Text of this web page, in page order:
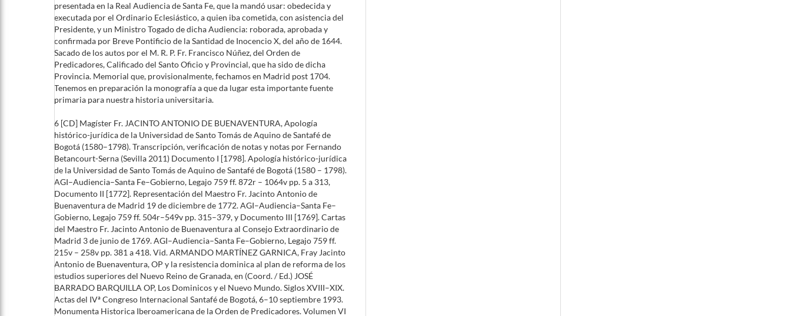
presentada en la Real Audiencia de Santa Fe, que la mandó usar: obedecida y
executada por el Ordinario Eclesiástico, a quien iba cometida, con asistencia del
Presidente, y un Ministro Togado de dicha Audiencia: roborada, aprobada y
confirmada por Breve Pontificio de la Santidad de Inocencio X, del año de 1644.
Sacado de los autos por el M. R. P. Fr. Francisco Núñez, del Orden de
Predicadores, Calificado del Santo Oficio y Provincial, que ha sido de dicha
Provincia. Memorial que, provisionalmente, fechamos en Madrid post 1704.
Tenemos en preparación la monografía a que da lugar esta importante fuente
primaria para nuestra historia universitaria.
6 [CD] Magíster Fr. JACINTO ANTONIO DE BUENAVENTURA, Apología
histórico-jurídica de la Universidad de Santo Tomás de Aquino de Santafé de
Bogotá (1580–1798). Transcripción, verificación de notas y notas por Fernando
Betancourt-Serna (Sevilla 2011) Documento I [1798]. Apología histórico-jurídica
de la Universidad de Santo Tomás de Aquino de Santafé de Bogotá (1580 – 1798).
AGI–Audiencia–Santa Fe–Gobierno, Legajo 759 ff. 872r – 1064v pp. 5 a 313,
Documento II [1772]. Representación del Maestro Fr. Jacinto Antonio de
Buenaventura de Madrid 19 de diciembre de 1772. AGI–Audiencia–Santa Fe–
Gobierno, Legajo 759 ff. 504r–549v pp. 315–379, y Documento III [1769]. Cartas
del Maestro Fr. Jacinto Antonio de Buenaventura al Consejo Extraordinario de
Madrid 3 de junio de 1769. AGI–Audiencia–Santa Fe–Gobierno, Legajo 759 ff.
215v – 258v pp. 381 a 418. Vid. ARMANDO MARTÍNEZ GARNICA, Fray Jacinto
Antonio de Buenaventura, OP y la resistencia dominica al plan de reforma de los
estudios superiores del Nuevo Reino de Granada, en (Coord. / Ed.) JOSÉ
BARRADO BARQUILLA OP, Los Dominicos y el Nuevo Mundo. Siglos XVIII–XIX.
Actas del IVª Congreso Internacional Santafé de Bogotá, 6–10 septiembre 1993.
Monumenta Historica Iberoamericana de la Orden de Predicadores. Volumen VI